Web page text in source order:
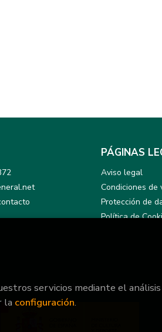
PÁGINAS
Aviso legal
Condiciones de
Protección de
Política de
ayuda extraordinaria del Ministerio de
servicios mediante el
la configuración.